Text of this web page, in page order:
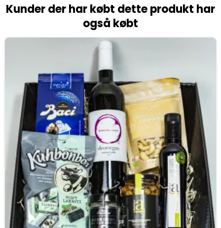
Kunder der har købt dette produkt har
også købt